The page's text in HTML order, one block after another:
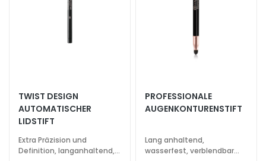
z
i
a
l
b
TWIST DESIGN
AUTOMATISCHER
LIDSTIFT
Extra Präzision und
Definition, langanhaltend,
PROFESSIONALE
AUGENKONTURENSTIFT
Lang anhaltend,
wasserfest, verblendbar